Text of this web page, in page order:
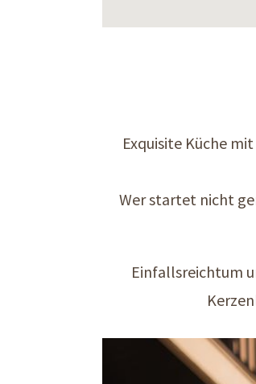
Exquisite Küche
Wer startet nicht
Einfallsreichtum